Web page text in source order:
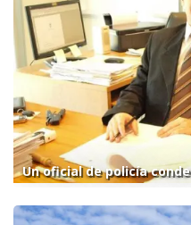
Un oficial de policía